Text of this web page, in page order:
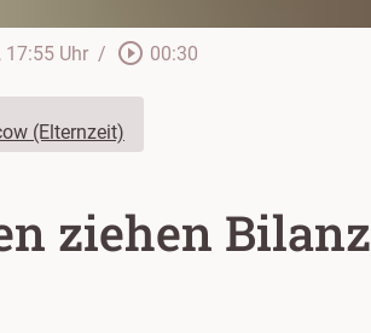
, 17:55 Uhr / play_circle_outline 00:30
(Elternzeit)
ziehen Bilanz